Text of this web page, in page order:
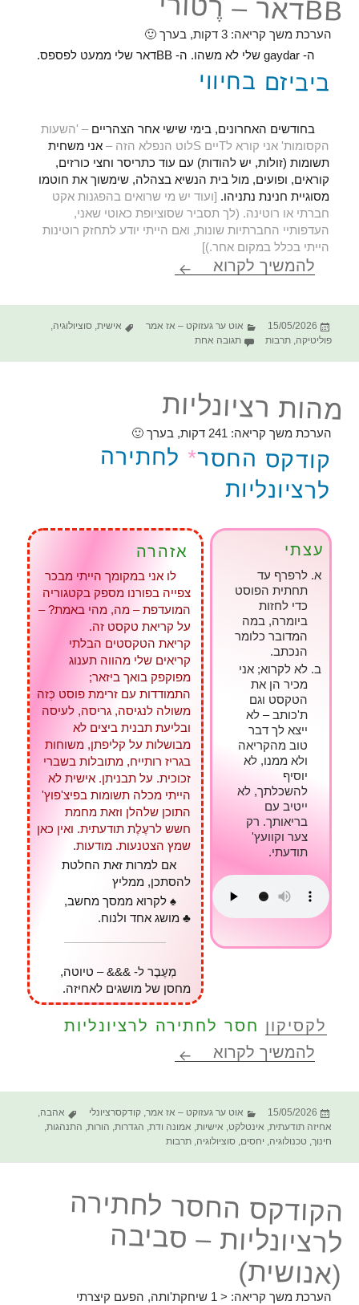
BBדאר – רֶטורי
הערכת משך קריאה: 3 דקות, בערך 🙂
ה- gaydar שלי לא משהו. ה- BBדאר שלי ממעט לפספס.
ביביזם בחיווי
בחודשים האחרונים, בימי שישי אחר הצהריים– 'השעות
הקסומות' אני קורא לTיים Sלוט הנפלא הזה –
אני משחית
תשומות (זולות, יש להודות) עם עוד כתריסר וחצי כורזים,
קוראים, ופועים, מול בית הנשיא בצהלה, שימשוך את חוטמו
מסוגיית חנינת נתניהו. [ועוד יש מי שרואים בהפגנות אקט
חברתי או רוטינה. (לך תסביר שסוציופת כאוטי שאני,
העדפותיי החברתיות שונות, ואם הייתי יודע לתחזק רוטינות
הייתי בכלל במקום אחר.)]
להמשיך לקרוא BBדאר – רֶטורי
פורסם
בתאריך
15/05/2026 קטגוריות
אוט ער געזוקט – אז אמר תגיות
אישית ,סוציולוגיה
פוליטיקה ,תרבות תגובה אחתעל BBדאר – רֶטורי
מהות רציונליות
הערכת משך קריאה: 241 דקות, בערך 🙂
קודקס החסר* לחתירה
לרציונליות
עצתי
לרפרף עד
תחתית הפוסט
כדי לחזות
ביומרה, במה
המדובר כלומר
הנכתב.
לא לקרוא; אני
מכיר הן את
הטקסט וגם
ת'כותב – לא
ייצא לך דבר
טוב מהקריאה
ולא ממנו, לא
יוסיף
להשכלתך, לא
ייטיב עם
בריאותך. רק
צער וקוועץ'
תודעתי.
אזהרה
לו אני במקומך הייתי מבכר
צפייה בפורנו מספק בקטגוריה
המועדפת – מה, מהי באמת? –
על קריאת טקסט זה.
קריאת הטקסטים הבלתי
קריאים שלי מהווה תענוג
מפוקפק בואך ביזאר;
התמודדות עם זרימת פוסט כְּזה
משולה לנגיסה, גריסה, לעיסה
ובליעת תבנית ביצים לא
מבושלות על קליפתן, משוחות
בגריז רותייח, מתובלות בשברי
זכוכית. על תבניתן. אישית לא
הייתי מכלה תשומות בפיצ'פוץ'
התוכן שלהלן וזאת מחמת
חשש לרעֶלֶת תודעתית. ואין כאן
שמץ הצטנעות. מודעות.
אם למרות זאת החלטת
להסתכן, ממליץ
♠ לקרוא ממסך מחשב,
♣ מושג אחד ולנוח.
מְעֶבֶר ל- &&& – טיוטה,
מחסן של מושגים לאחיזה.
לקסיקון חסר לחתירה לרציונליות
להמשיך לקרוא
מהות רציונליות
פורסם
בתאריך
15/05/2026 קטגוריות
אוט ער געזוקט – אז אמר,קודקסרציונלי תגיות
אהבה,
אחיזה תודעתית, אינטלקט, אישיות, אמונה ודת, הגדרות, הורות, התנהגות,
חינוך, טכנולוגיה, יחסים,סוציולוגיה,תרבות
הקודקס החסר לחתירה
לרציונליות – סביבה
(אנושית)
הערכת משך קריאה: < 1 שיחקת'ותה, הפעם קיצרתי